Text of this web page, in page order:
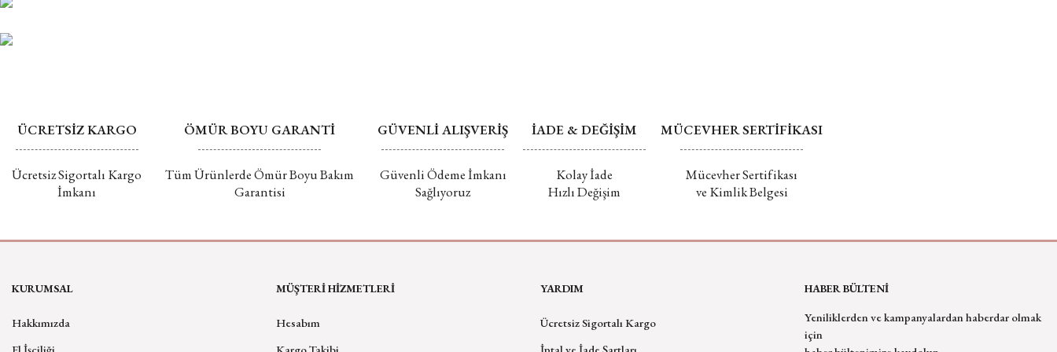
ÜCRETSİZ KARGO
Ücretsiz Sigortalı Kargo
İmkanı
ÖMÜR BOYU GARANTİ
Tüm Ürünlerde Ömür Boyu Bakım
Garantisi
GÜVENLİ ALIŞVERİŞ
Güvenli Ödeme İmkanı
Sağlıyoruz
İADE & DEĞİŞİM
Kolay İade
Hızlı Değişim
MÜCEVHER SERTİFİKASI
Mücevher Sertifikası
ve Kimlik Belgesi
KURUMSAL
Hakkımızda
El İşçiliği
MÜŞTERİ HİZMETLERİ
Hesabım
Kargo Takibi
YARDIM
Ücretsiz Sigortalı Kargo
İptal ve İade Şartları
HABER BÜLTENİ
Yeniliklerden ve kampanyalardan haberdar olmak
için